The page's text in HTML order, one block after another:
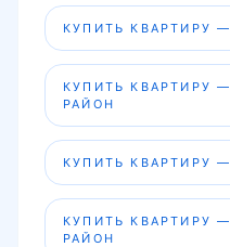
КУПИТЬ КВАРТИРУ
КУПИТЬ КВАРТИРУ
РАЙОН
КУПИТЬ КВАРТИРУ
КУПИТЬ КВАРТИРУ
РАЙОН